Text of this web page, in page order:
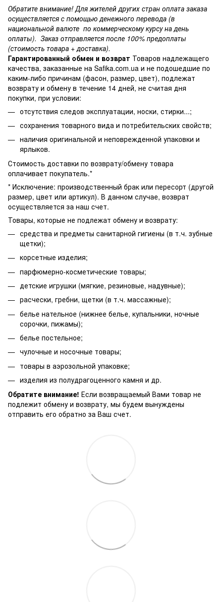
Обратите внимание! Для жителей других стран оплата заказа
осуществляется с помощью денежного перевода (в
национальной валюте по коммерческому курсу на день
оплаты). Заказ отправляется после 100% предоплаты
(стоимость товара + доставка).
Гарантированный обмен и возврат Товаров надлежащего
качества, заказанные на Safika.com.ua и не подошедшие по
каким-либо причинам (фасон, размер, цвет), подлежат
возврату и обмену в течение 14 дней, не считая дня
покупки, при условии:
отсутствия следов эксплуатации, носки, стирки...;
сохранения товарного вида и потребительских свойств;
наличия оригинальной и неповрежденной упаковки и
ярлыков.
Стоимость доставки по возврату/обмену товара
оплачивает покупатель.*
* Исключение: производственный брак или пересорт (другой
размер, цвет или артикул). В данном случае, возврат
осуществляется за наш счет.
Товары, которые не подлежат обмену и возврату:
средства и предметы санитарной гигиены (в т.ч. зубные
щетки);
корсетные изделия;
парфюмерно-косметические товары;
детские игрушки (мягкие, резиновые, надувные);
расчески, гребни, щетки (в т.ч. массажные);
белье нательное (нижнее белье, купальники, ночные
сорочки, пижамы);
белье постельное;
чулочные и носочные товары;
товары в аэрозольной упаковке;
изделия из полудрагоценного камня и др.
Обратите внимание! Если возвращаемый Вами товар не
подлежит обмену и возврату, мы будем вынуждены
отправить его обратно за Ваш счет.